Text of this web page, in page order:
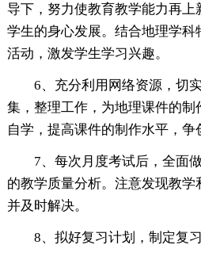
导下，努力使教育教学能力再上
学生的身心发展。结合地理学科
活动，激发学生学习兴趣。
6、充分利用网络资源，切
集，整理工作，为地理课件的
自学，提高课件的制作水平，争
7、每次月度考试后，全面
的教学质量分析。注意发现教
并及时解决。
8、拟好复习计划，制定复